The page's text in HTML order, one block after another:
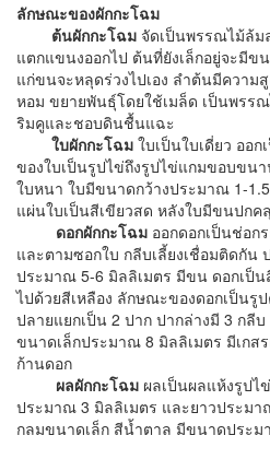
ลักษณะของผักกะโฉม
ต้นผักกะโฉม จัดเป็นพรรณไม้ล้ม
แตกแขนงออกไป ต้นที่ยังเล็กอยู่จะมี
แก่ขนจะหลุดร่วงไปเอง ลำต้นมีควา
หอม ขยายพันธุ์โดยใช้เมล็ด เป็นพรร
ริมคูและชอบดินชื้นแฉะ
ใบผักกะโฉม ใบเป็นใบเดี่ยว ออ
ของใบเป็นรูปไข่ถึงรูปไข่แกมขอบขน
ใบหนา ใบมีขนาดกว้างประมาณ 1-
แผ่นใบเป็นสีเขียวสด หลังใบมีขนปก
ดอกผักกะโฉม ออกดอกเป็นช่อก
และตามซอกใบ กลีบเลี้ยงเชื่อมติดกัน
ประมาณ 5-6 มิลลิเมตร มีขน ดอกเป็น
ไปด้วยสีเหลือง ลักษณะของดอกเป็นรู
ปลายแยกเป็น 2 ปาก ปากล่างมี 3 กลี
ขนาดเล็กประมาณ 8 มิลลิเมตร มีเกสร
ก้านดอก
ผลผักกะโฉม ผลเป็นผลแห้งรูป
ประมาณ 3 มิลลิเมตร และยาวประม
กลมขนาดเล็ก สีน้ำตาล มีขนาดประม